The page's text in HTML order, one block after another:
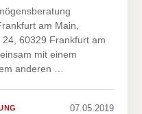
am Main,
60329 Frankfurt am
mit einem
anderen …
07.05.2019